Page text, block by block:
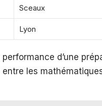
Sceaux
Lyon
d’une
les